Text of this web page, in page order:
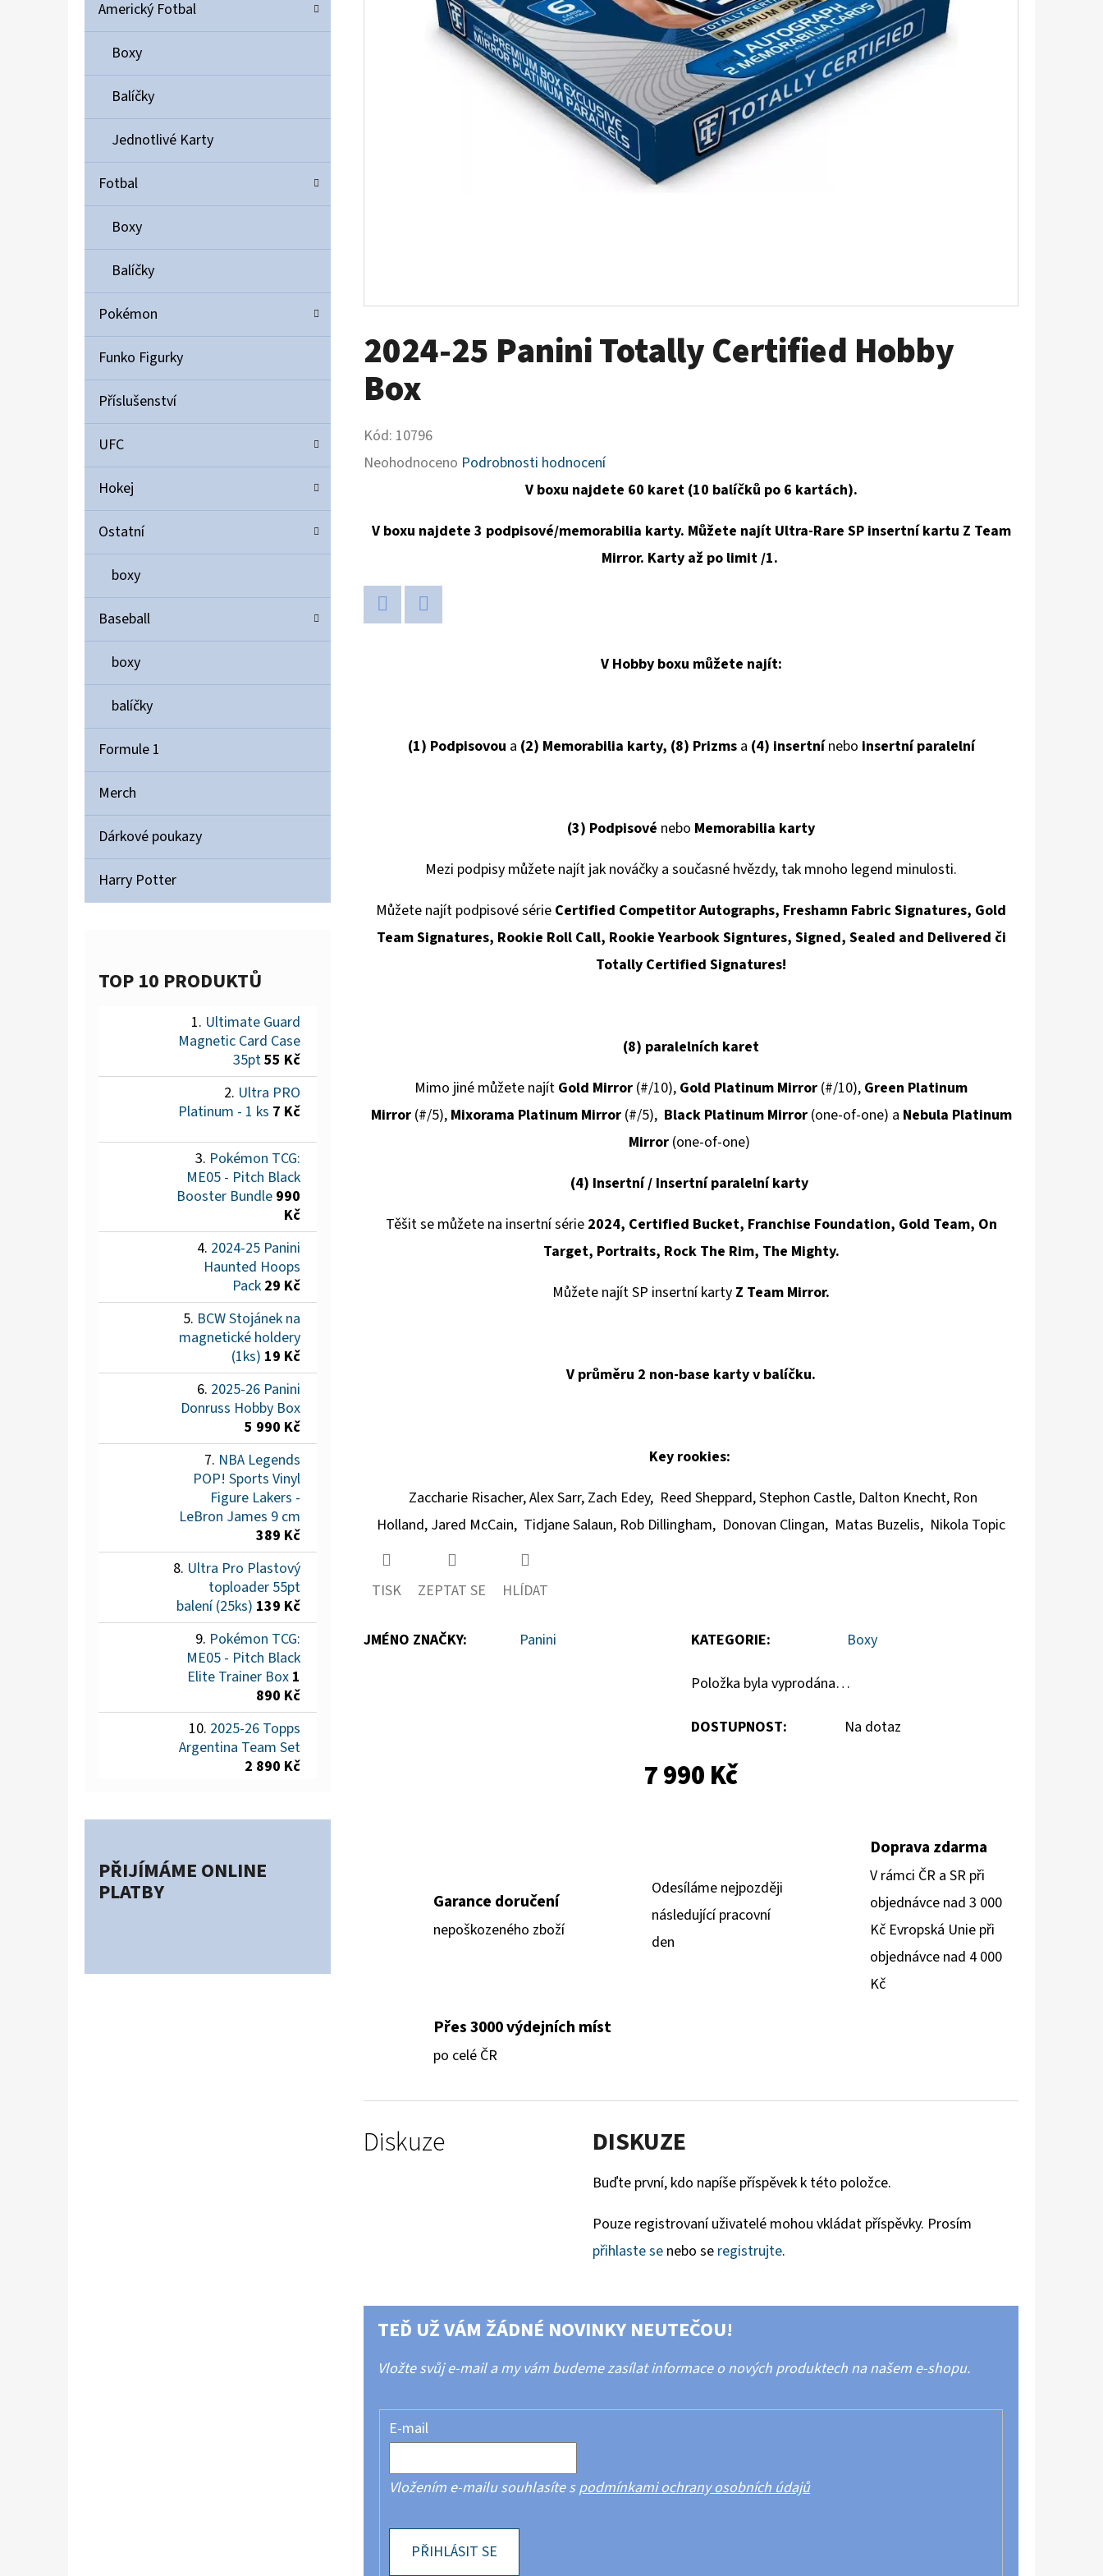
Americký Fotbal
Boxy
Balíčky
Jednotlivé Karty
Fotbal
Boxy
Balíčky
Pokémon
Funko Figurky
Příslušenství
UFC
Hokej
Ostatní
boxy
Baseball
boxy
balíčky
Formule 1
Merch
Dárkové poukazy
Harry Potter
TOP 10 PRODUKTŮ
Ultimate Guard
Magnetic Card Case
35pt55 Kč
Ultra PRO
Platinum - 1 ks 7 Kč
Pokémon TCG:
ME05 - Pitch Black
Booster Bundle 990
Kč
2024-25 Panini
Haunted Hoops
Pack 29 Kč
BCW Stojánek na
magnetické holdery
(1ks) 19 Kč
2025-26 Panini
Donruss Hobby Box
5 990 Kč
NBA Legends
POP! Sports Vinyl
Figure Lakers -
LeBron James 9 cm
389 Kč
Ultra Pro Plastový
toploader 55pt
balení (25ks) 139 Kč
Pokémon TCG:
ME05 - Pitch Black
Elite Trainer Box 1
890 Kč
2025-26 Topps
Argentina Team Set
2 890 Kč
PŘIJÍMÁME ONLINE
PLATBY
2024-25 Panini Totally Certified Hobby
Box
Kód: 10796
Průměrné
5
Neohodnoceno Podrobnosti hodnocení
V boxu najdete 60 karet (10 balíčků po 6 kartách).
V boxu najdete 3 podpisové/memorabilia karty. Můžete najít Ultra-Rare SP insertní kartu Z Team
Mirror. Karty až po limit /1.
V Hobby boxu můžete najít:
(1) Podpisovou a (2) Memorabilia karty, (8) Prizms a (4) insertnínebo insertní paralelní
(3) Podpisové nebo Memorabilia karty
Mezi podpisy můžete najít jak nováčky a současné hvězdy, tak mnoho legend minulosti.
Můžete najít podpisové série Certified Competitor Autographs, Freshamn Fabric Signatures, Gold
Team Signatures, Rookie Roll Call, Rookie Yearbook Signtures, Signed, Sealed and Delivered či
Totally Certified Signatures!
(8) paralelních karet
Mimo jiné můžete najít Gold Mirror (#/10), Gold Platinum Mirror (#/10), Green Platinum
Mirror (#/5), Mixorama Platinum Mirror (#/5), Black Platinum Mirror (one-of-one) a Nebula Platinum
Mirror (one-of-one)
(4) Insertní / Insertní paralelní karty
Těšit se můžete na insertní série 2024, Certified Bucket, Franchise Foundation, Gold Team, On
Target, Portraits, Rock The Rim, The Mighty.
Můžete najít SP insertní karty Z Team Mirror.
V průměru 2 non-base karty v balíčku.
Key rookies:
Zaccharie Risacher,Alex Sarr, Zach Edey, Reed Sheppard,Stephon Castle, Dalton Knecht,Ron
Holland, Jared McCain, Tidjane Salaun, Rob Dillingham, Donovan Clingan, Matas Buzelis, Nikola Topic
TISK ZEPTAT SE HLÍDAT
JMÉNO ZNAČKY: Panini KATEGORIE: Boxy
Položka byla vyprodána…
DOSTUPNOST: Na dotaz
7 990 Kč
Garance doručení
nepoškozeného zboží
Odesíláme nejpozději
následující pracovní
den
Doprava zdarma
V rámci ČR a SR při
objednávce nad 3 000
Kč Evropská Unie při
objednávce nad 4 000
Kč
Přes 3000 výdejních míst
po celé ČR
Diskuze DISKUZE
Buďte první, kdo napíše příspěvek k této položce.
Pouze registrovaní uživatelé mohou vkládat příspěvky. Prosím
přihlaste se nebo se registrujte.
TEĎ UŽ VÁM ŽÁDNÉ NOVINKY NEUTEČOU!
Vložte svůj e-mail a my vám budeme zasílat informace o nových produktech na našem e-shopu.
E-mail
Vložením e-mailu souhlasíte spodmínkami ochrany osobních údajů
PŘIHLÁSIT SE
ULTIMATE GUARD MAGNETIC CARD CASE 35PT
ULTRA PRO PLATINUM - 1 KS
POKÉMON TCG: ME05 - PITCH BLACK
BOOSTER BUNDLE
990 Kč